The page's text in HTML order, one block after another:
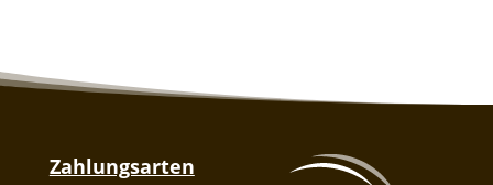
Zahlungsarten